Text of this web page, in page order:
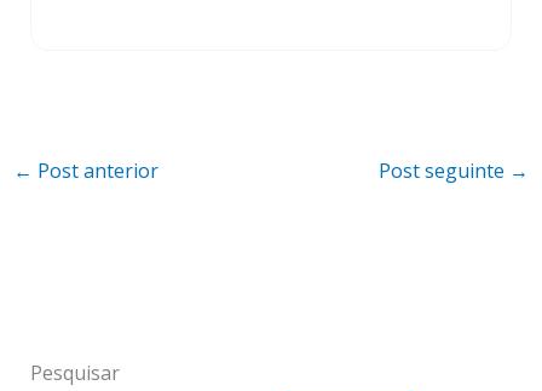
← Post anterior Post seguinte →
Pesquisar